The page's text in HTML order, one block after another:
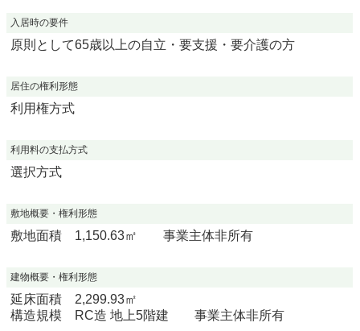
入居時の要件
原則として65歳以上の自立・要支援・要介護の方
居住の権利形態
利用権方式
利用料の支払方式
選択方式
敷地概要・権利形態
敷地面積 1,150.63㎡ 事業主体非所有
建物概要・権利形態
延床面積 2,299.93㎡
構造規模 RC造 地上5階建 事業主体非所有